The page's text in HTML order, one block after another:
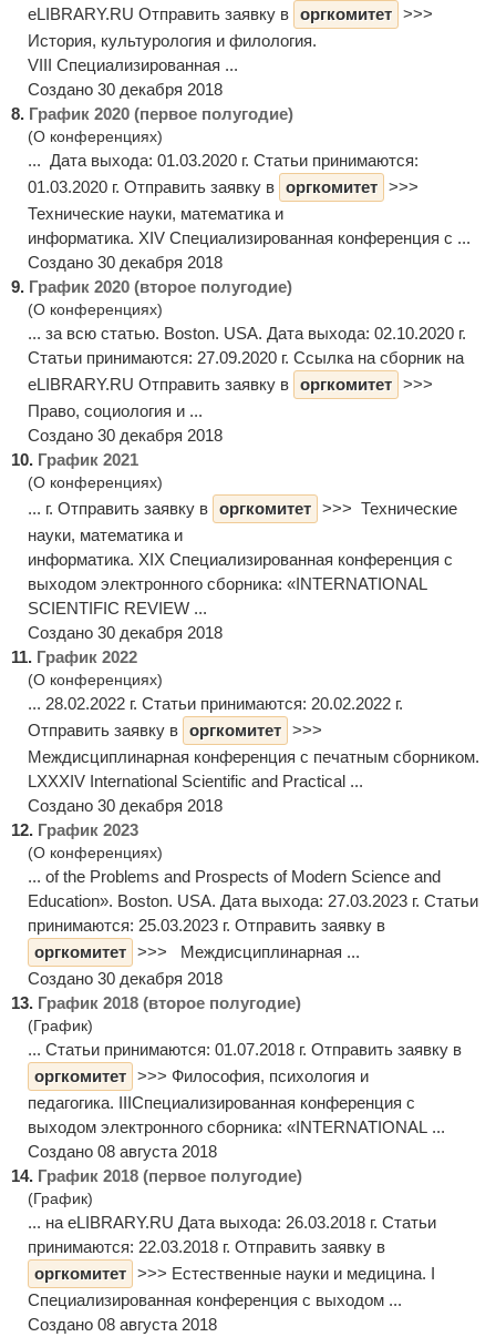
eLIBRARY.RU Отправить заявку в оргкомитет >>>
История, культурология и филология.
VIII Специализированная ...
Создано 30 декабря 2018
8. График 2020 (первое полугодие)
(О конференциях)
... Дата выхода: 01.03.2020 г. Статьи принимаются:
01.03.2020 г. Отправить заявку в оргкомитет >>>
Технические науки, математика и
информатика. XIV Специализированная конференция с ...
Создано 30 декабря 2018
9. График 2020 (второе полугодие)
(О конференциях)
... за всю статью. Boston. USA. Дата выхода: 02.10.2020 г.
Статьи принимаются: 27.09.2020 г. Ссылка на сборник на
eLIBRARY.RU Отправить заявку в оргкомитет >>>
Право, социология и ...
Создано 30 декабря 2018
10. График 2021
(О конференциях)
... г. Отправить заявку в оргкомитет >>> Технические
науки, математика и
информатика. XIX Специализированная конференция с
выходом электронного сборника: «INTERNATIONAL
SCIENTIFIC REVIEW ...
Создано 30 декабря 2018
11. График 2022
(О конференциях)
... 28.02.2022 г. Статьи принимаются: 20.02.2022 г.
Отправить заявку в оргкомитет >>>
Междисциплинарная конференция с печатным сборником.
LXXXIV International Scientific and Practical ...
Создано 30 декабря 2018
12. График 2023
(О конференциях)
... of the Problems and Prospects of Modern Science and
Education». Boston. USA. Дата выхода: 27.03.2023 г. Статьи
принимаются: 25.03.2023 г. Отправить заявку в
оргкомитет >>> Междисциплинарная ...
Создано 30 декабря 2018
13. График 2018 (второе полугодие)
(График)
... Статьи принимаются: 01.07.2018 г. Отправить заявку в
оргкомитет >>> Философия, психология и
педагогика. IIIСпециализированная конференция с
выходом электронного сборника: «INTERNATIONAL ...
Создано 08 августа 2018
14. График 2018 (первое полугодие)
(График)
... на eLIBRARY.RU Дата выхода: 26.03.2018 г. Статьи
принимаются: 22.03.2018 г. Отправить заявку в
оргкомитет >>> Естественные науки и медицина. I
Специализированная конференция с выходом ...
Создано 08 августа 2018